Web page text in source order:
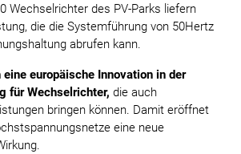
Wechselrichter des PV-Parks liefern
die die Systemführung von 50Hertz
abrufen kann.
europäische Innovation in der
für Wechselrichter, die auch
bringen können. Damit eröffnet
eine neue